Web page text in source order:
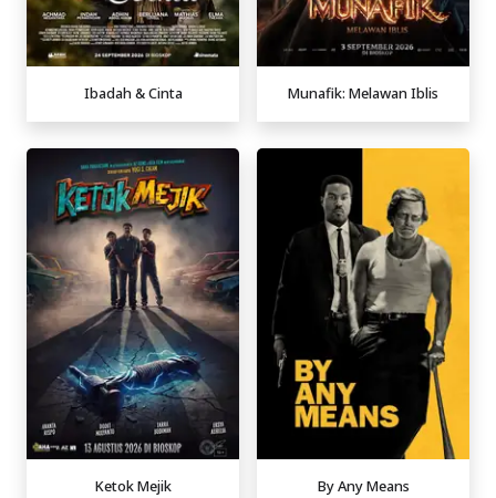
Ibadah & Cinta Munafik: Melawan Iblis
Ketok Mejik By Any Means